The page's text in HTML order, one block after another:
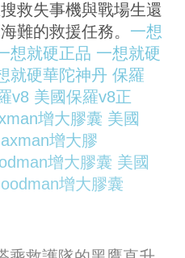
救失事機與戰場生還
難的救援任務。 一想
想就硬正品 一想就硬
就硬華陀神丹 保羅
v8 美國保羅v8正
增大膠囊 美國
增大膠
增大膠囊 美國
增大膠囊